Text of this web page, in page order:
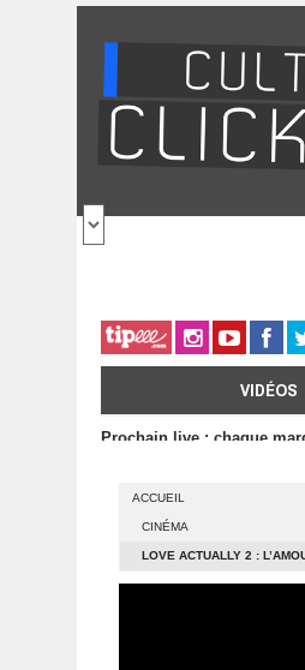
VIDÉOS
Prochain live : chaque
ACCUEIL
CINÉMA
LOVE ACTUALLY 2 :
BONNE CAUSE